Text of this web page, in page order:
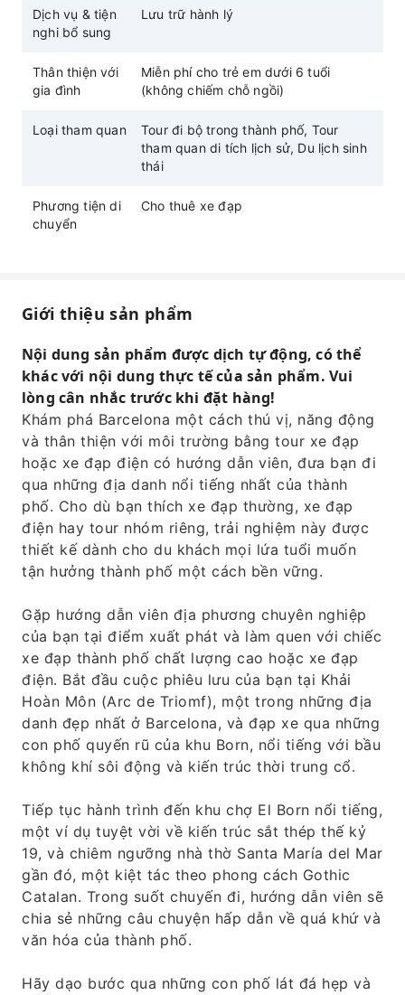
Dịch vụ & tiện
nghi bổ sung
Lưu trữ hành lý
Thân thiện với
gia đình
Miễn phí cho trẻ em dưới 6 tuổi
(không chiếm chỗ ngồi)
Loại tham quan
Tour đi bộ trong thành phố, Tour
tham quan di tích lịch sử, Du lịch sinh
thái
Phương tiện di
chuyển
Cho thuê xe đạp
Giới thiệu sản phẩm
Nội dung sản phẩm được dịch tự động, có thể
khác với nội dung thực tế của sản phẩm. Vui
lòng cân nhắc trước khi đặt hàng!
Khám phá Barcelona một cách thú vị, năng động
và thân thiện với môi trường bằng tour xe đạp
hoặc xe đạp điện có hướng dẫn viên, đưa bạn đi
qua những địa danh nổi tiếng nhất của thành
phố. Cho dù bạn thích xe đạp thường, xe đạp
điện hay tour nhóm riêng, trải nghiệm này được
thiết kế dành cho du khách mọi lứa tuổi muốn
tận hưởng thành phố một cách bền vững.
Gặp hướng dẫn viên địa phương chuyên nghiệp
của bạn tại điểm xuất phát và làm quen với chiếc
xe đạp thành phố chất lượng cao hoặc xe đạp
điện. Bắt đầu cuộc phiêu lưu của bạn tại Khải
Hoàn Môn (Arc de Triomf), một trong những địa
danh đẹp nhất ở Barcelona, ​​và đạp xe qua những
con phố quyến rũ của khu Born, nổi tiếng với bầu
không khí sôi động và kiến ​​trúc thời trung cổ.
Tiếp tục hành trình đến khu chợ El Born nổi tiếng,
một ví dụ tuyệt vời về kiến ​​trúc sắt thép thế kỷ
19, và chiêm ngưỡng nhà thờ Santa María del Mar
gần đó, một kiệt tác theo phong cách Gothic
Catalan. Trong suốt chuyến đi, hướng dẫn viên sẽ
chia sẻ những câu chuyện hấp dẫn về quá khứ và
văn hóa của thành phố.
Hãy dạo bước qua những con phố lát đá hẹp và